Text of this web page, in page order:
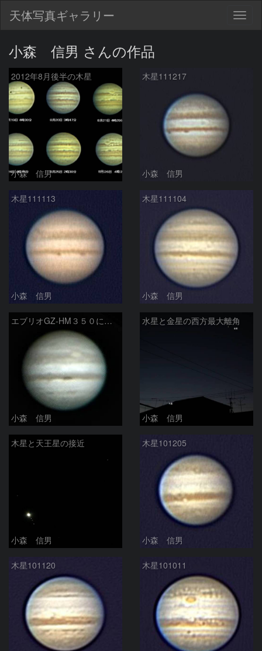
天体写真ギャラリー
小森 信男 さんの作品
2012年8月後半の木星
小森 信男
木星111217
小森 信男
木星111113
小森 信男
木星111104
小森 信男
エブリオGZ-HM３５０による木星
小森 信男
水星と金星の西方最大離角
小森 信男
木星と天王星の接近
小森 信男
木星101205
小森 信男
木星101120 木星101011